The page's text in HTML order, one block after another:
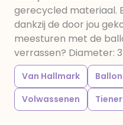
gerecycled materiaal.
dankzij de door jou
meesturen met de
verrassen? Diameter:
Van Hallmark
Volwassenen
Tiener